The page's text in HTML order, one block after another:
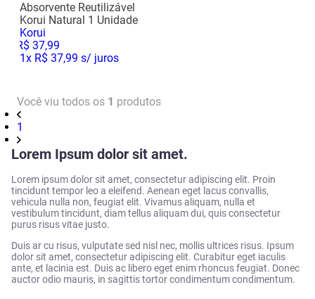
Absorvente Reutilizável
Korui Natural 1 Unidade
Korui
R$ 37,99
1x R$ 37,99 s/ juros
Você viu todos os 1 produtos
1
Lorem Ipsum dolor sit amet.
Lorem ipsum dolor sit amet, consectetur adipiscing elit. Proin
tincidunt tempor leo a eleifend. Aenean eget lacus convallis,
vehicula nulla non, feugiat elit. Vivamus aliquam, nulla et
vestibulum tincidunt, diam tellus aliquam dui, quis consectetur
purus risus vitae justo.
Duis ar cu risus, vulputate sed nisl nec, mollis ultrices risus. Ipsum
dolor sit amet, consectetur adipiscing elit. Curabitur eget iaculis
ante, et lacinia est. Duis ac libero eget enim rhoncus feugiat. Donec
auctor odio mauris, in sagittis tortor condimentum condimentum.